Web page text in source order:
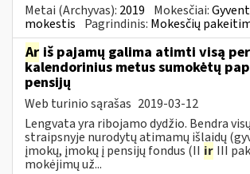
Metai (Archyvas): 2019 Mokesčiai:
mokestis Pagrindinis: Mokesčių
Ar iš pajamų galima atimti visą per
kalendorinius metus sumokėtų
pensijų
Web turinio sąrašas 2019-03-12
Lengvata yra ribojamo dydžio. Bendra
straipsnyje nurodytų atimamų išlaidų
įmokų, įmokų į pensijų fondus (II ir III
mokėjimų už...